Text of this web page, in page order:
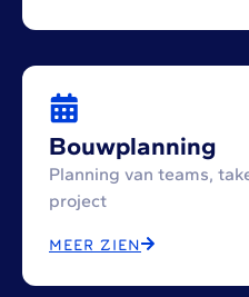
Bouwplanning
Planning van teams,
project
MEER ZIEN